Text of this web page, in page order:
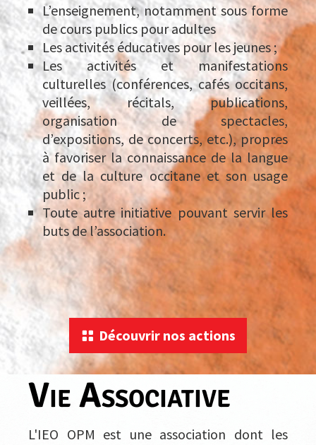
L’enseignement, notamment sous forme
de cours publics pour adultes
Les activités éducatives pour les jeunes ;
Les activités et manifestations
culturelles (conférences, cafés occitans,
veillées, récitals, publications,
organisation de spectacles,
d’expositions, de concerts, etc.), propres
à favoriser la connaissance de la langue
et de la culture occitane et son usage
public ;
Toute autre initiative pouvant servir les
buts de l’association.
Découvrir nos actions
Vie Associative
L'IEO OPM est une association dont les